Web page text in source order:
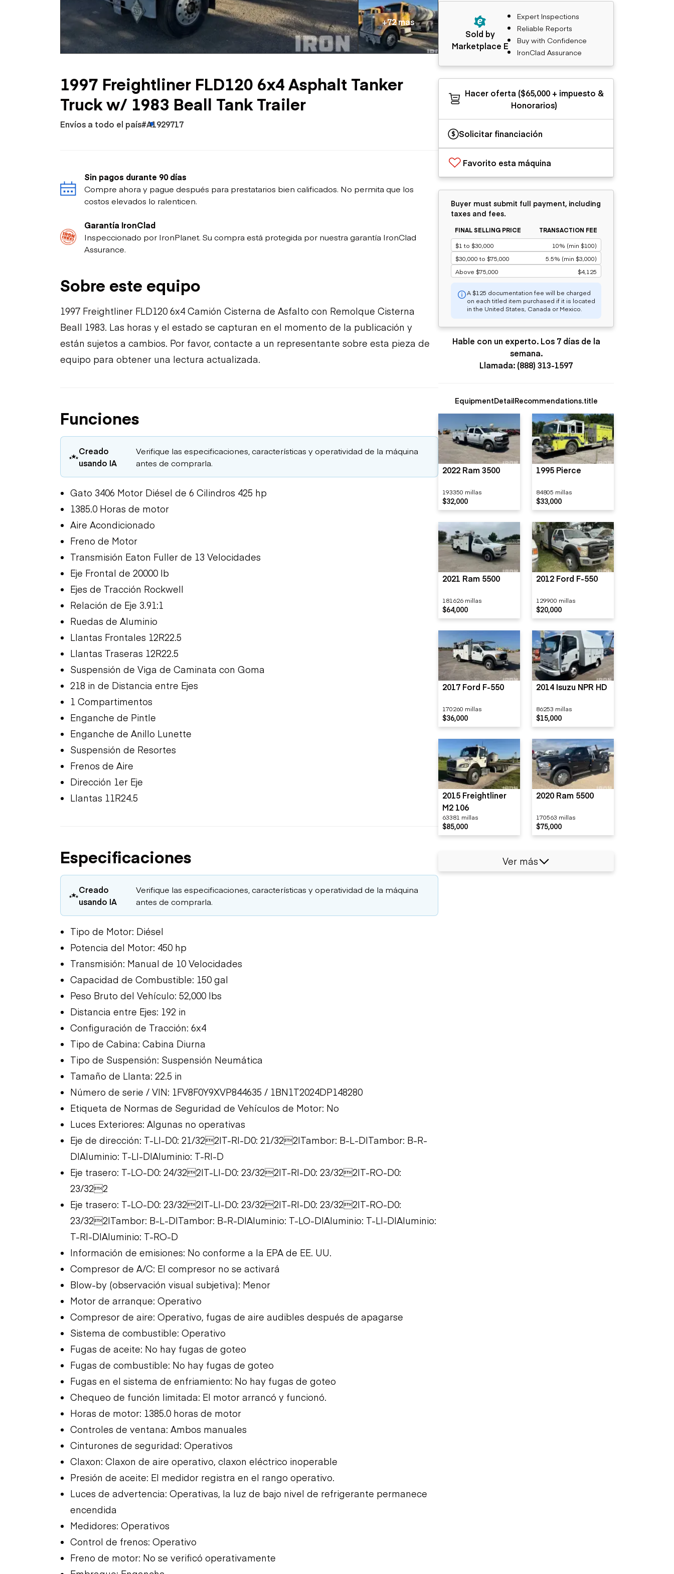
Petróleo y gas
Excavadoras
Motoniveladoras
Minicargadoras
Omitir cargadores
Raspadores
Trailers
Remolques volcados
Remolques de
plataforma
Remolques de troncos
+72 mas
1997 Freightliner FLD120 6x4 Asphalt Tanker
Truck w/ 1983 Beall Tank Trailer
Envíos a todo el país#A1929717
Sin pagos durante 90 días
Compre ahora y pague después para prestatarios bien calificados. No permita que los
costos elevados lo ralenticen.
Garantía IronClad
Inspeccionado por IronPlanet. Su compra está protegida por nuestra garantía IronClad
Assurance.
Sobre este equipo
1997 Freightliner FLD120 6x4 Camión Cisterna de Asfalto con Remolque Cisterna
Beall 1983. Las horas y el estado se capturan en el momento de la publicación y
están sujetos a cambios. Por favor, contacte a un representante sobre esta pieza de
equipo para obtener una lectura actualizada.
Funciones
Creado
usando IA
Verifique las especificaciones, características y operatividad de la máquina
antes de comprarla.
Gato 3406 Motor Diésel de 6 Cilindros 425 hp
1385.0 Horas de motor
Aire Acondicionado
Freno de Motor
Transmisión Eaton Fuller de 13 Velocidades
Eje Frontal de 20000 lb
Ejes de Tracción Rockwell
Relación de Eje 3.91:1
Ruedas de Aluminio
Llantas Frontales 12R22.5
Llantas Traseras 12R22.5
Suspensión de Viga de Caminata con Goma
218 in de Distancia entre Ejes
1 Compartimentos
Enganche de Pintle
Enganche de Anillo Lunette
Suspensión de Resortes
Frenos de Aire
Dirección 1er Eje
Llantas 11R24.5
Especificaciones
Creado
usando IA
Verifique las especificaciones, características y operatividad de la máquina
antes de comprarla.
Tipo de Motor: Diésel
Potencia del Motor: 450 hp
Transmisión: Manual de 10 Velocidades
Capacidad de Combustible: 150 gal
Peso Bruto del Vehículo: 52,000 lbs
Distancia entre Ejes: 192 in
Configuración de Tracción: 6x4
Tipo de Cabina: Cabina Diurna
Tipo de Suspensión: Suspensión Neumática
Tamaño de Llanta: 22.5 in
Número de serie / VIN: 1FV8F0Y9XVP844635 / 1BN1T2024DP148280
Etiqueta de Normas de Seguridad de Vehículos de Motor: No
Luces Exteriores: Algunas no operativas
Eje de dirección: T-LI-D0: 21/322|T-RI-D0: 21/322|Tambor: B-L-D|Tambor: B-R-
D|Aluminio: T-LI-D|Aluminio: T-RI-D
Eje trasero: T-LO-D0: 24/322|T-LI-D0: 23/322|T-RI-D0: 23/322|T-RO-D0:
23/322
Eje trasero: T-LO-D0: 23/322|T-LI-D0: 23/322|T-RI-D0: 23/322|T-RO-D0:
23/322|Tambor: B-L-D|Tambor: B-R-D|Aluminio: T-LO-D|Aluminio: T-LI-D|Aluminio:
T-RI-D|Aluminio: T-RO-D
Información de emisiones: No conforme a la EPA de EE. UU.
Compresor de A/C: El compresor no se activará
Blow-by (observación visual subjetiva): Menor
Motor de arranque: Operativo
Compresor de aire: Operativo, fugas de aire audibles después de apagarse
Sistema de combustible: Operativo
Fugas de aceite: No hay fugas de goteo
Fugas de combustible: No hay fugas de goteo
Fugas en el sistema de enfriamiento: No hay fugas de goteo
Chequeo de función limitada: El motor arrancó y funcionó.
Horas de motor: 1385.0 horas de motor
Controles de ventana: Ambos manuales
Cinturones de seguridad: Operativos
Claxon: Claxon de aire operativo, claxon eléctrico inoperable
Presión de aceite: El medidor registra en el rango operativo.
Luces de advertencia: Operativas, la luz de bajo nivel de refrigerante permanece
encendida
Medidores: Operativos
Control de frenos: Operativo
Freno de motor: No se verificó operativamente
Sold by
Marketplace E
Expert Inspections
Reliable Reports
Buy with Confidence
IronClad Assurance
Hacer oferta ($65,000 + impuesto &
Honorarios)
Solicitar financiación
Favorito esta máquina
Buyer must submit full payment, including
taxes and fees.
FINAL SELLING PRICE
TRANSACTION FEE
$1 to $30,000
10% (min $100)
$30,000 to $75,000
5.5% (min $3,000)
Above $75,000
$4,125
A $125 documentation fee will be charged
on each titled item purchased if it is located
in the United States, Canada or Mexico.
Hable con un experto. Los 7 días de la
semana.
Llamada: (888) 313-1597
EquipmentDetailRecommendations.title
2022 Ram 3500
193350 millas
$32,000
1995 Pierce
84805 millas
$33,000
2021 Ram 5500
181626 millas
$64,000
2012 Ford F-550
129900 millas
$20,000
2017 Ford F-550
170260 millas
$36,000
2014 Isuzu NPR HD
86253 millas
$15,000
2015 Freightliner
M2 106
63381 millas
$85,000
2020 Ram 5500
170563 millas
$75,000
Ver más